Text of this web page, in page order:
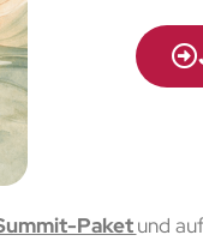
Paketund auf